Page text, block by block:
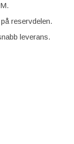
reservdelen.
leverans.